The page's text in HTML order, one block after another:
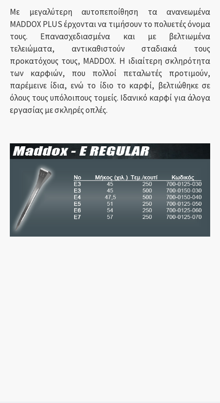
Με μεγαλύτερη αυτοπεποίθηση τα ανανεωμένα
MADDOX PLUS έρχονται να τιμήσουν το πολυετές όνομα
τους. Επανασχεδιασμένα και με βελτιωμένα
τελειώματα, αντικαθιστούν σταδιακά τους
προκατόχους τους, MADDOX. Η ιδιαίτερη σκληρότητα
των καρφιών, που πολλοί πεταλωτές προτιμούν,
παρέμεινε ίδια, ενώ το ίδιο το καρφί, βελτιώθηκε σε
όλους τους υπόλοιπους τομείς. Ιδανικό καρφί για άλογα
εργασίας με σκληρές οπλές.